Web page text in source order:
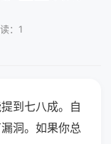
：1
到七八成。自
洞。如果你总